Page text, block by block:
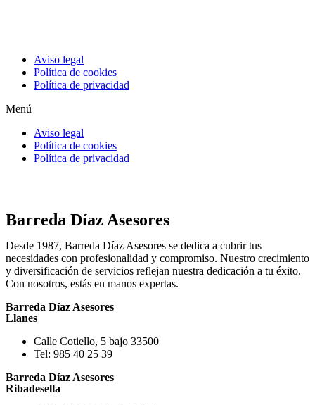
Aviso legal
Política de cookies
Política de privacidad
Menú
Aviso legal
Política de cookies
Política de privacidad
Barreda Díaz Asesores
Desde 1987, Barreda Díaz Asesores se dedica a cubrir tus
necesidades con profesionalidad y compromiso. Nuestro crecimiento
y diversificación de servicios reflejan nuestra dedicación a tu éxito.
Con nosotros, estás en manos expertas.
Barreda Díaz Asesores
Llanes
Calle Cotiello, 5 bajo 33500
Tel: 985 40 25 39
Barreda Díaz Asesores
Ribadesella